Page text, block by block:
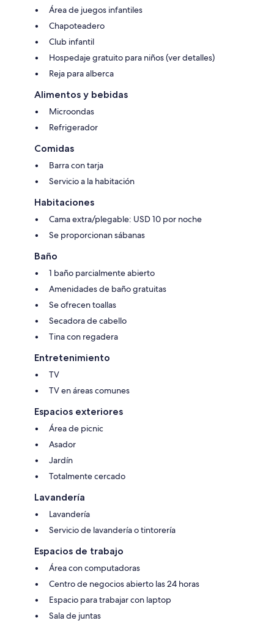
Área de juegos infantiles
Chapoteadero
Club infantil
Hospedaje gratuito para niños (ver detalles)
Reja para alberca
Alimentos y bebidas
Microondas
Refrigerador
Comidas
Barra con tarja
Servicio a la habitación
Habitaciones
Cama extra/plegable: USD 10 por noche
Se proporcionan sábanas
Baño
1 baño parcialmente abierto
Amenidades de baño gratuitas
Se ofrecen toallas
Secadora de cabello
Tina con regadera
Entretenimiento
TV
TV en áreas comunes
Espacios exteriores
Área de picnic
Asador
Jardín
Totalmente cercado
Lavandería
Lavandería
Servicio de lavandería o tintorería
Espacios de trabajo
Área con computadoras
Centro de negocios abierto las 24 horas
Espacio para trabajar con laptop
Sala de juntas